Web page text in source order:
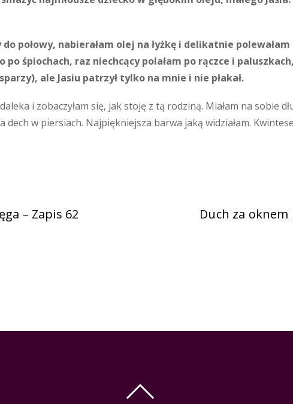
do połowy, nabierałam olej na łyżkę i delikatnie
po śpiochach, raz niechcący polałam po rączce i
ale Jasiu patrzył tylko na mnie i nie płakał.
i zobaczyłam się, jak stoję z tą rodziną. Miałam na sobie
dech w piersiach. Najpiękniejsza barwa jaką widziałam.
– Zapis 62 Duch za oknem